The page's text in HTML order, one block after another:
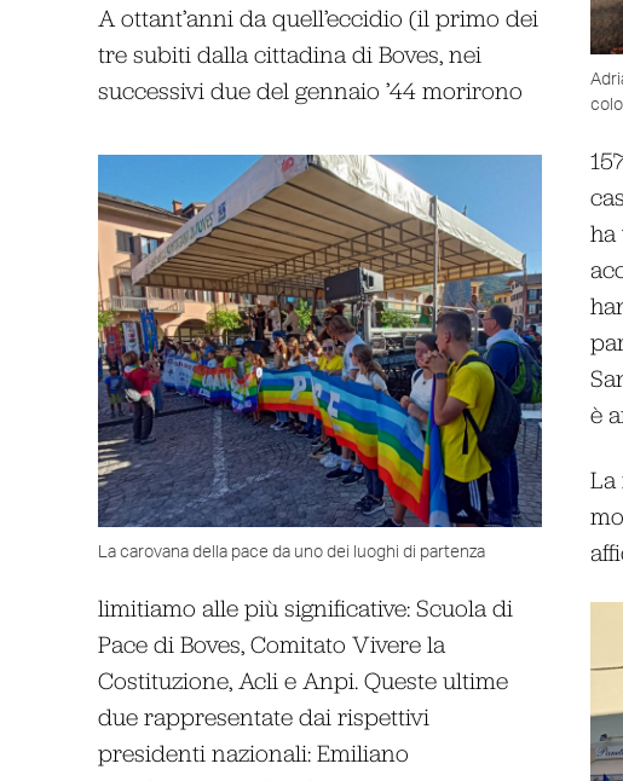
La carovana della pace da uno dei luoghi di partenza
A ottant’anni da quell’eccidio (il primo dei
tre subiti dalla cittadina di Boves, nei
successivi due del gennaio ’44 morirono
ha
è
La
limitiamo alle più significative: Scuola di
Pace di Boves, Comitato Vivere la
Costituzione, Acli e Anpi. Queste ultime
due rappresentate dai rispettivi
presidenti nazionali: Emiliano